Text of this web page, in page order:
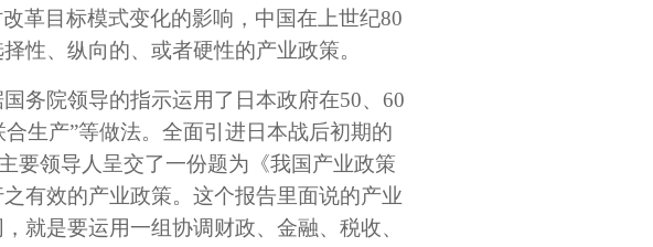
革目标模式变化的影响，中国在上世纪80
性、纵向的、或者硬性的产业政策。
务院领导的指示运用了日本政府在50、60
生产”等做法。全面引进日本战后初期的
要领导人呈交了一份题为《我国产业政策
有效的产业政策。这个报告里面说的产业
就是要运用一组协调财政、金融、税收、